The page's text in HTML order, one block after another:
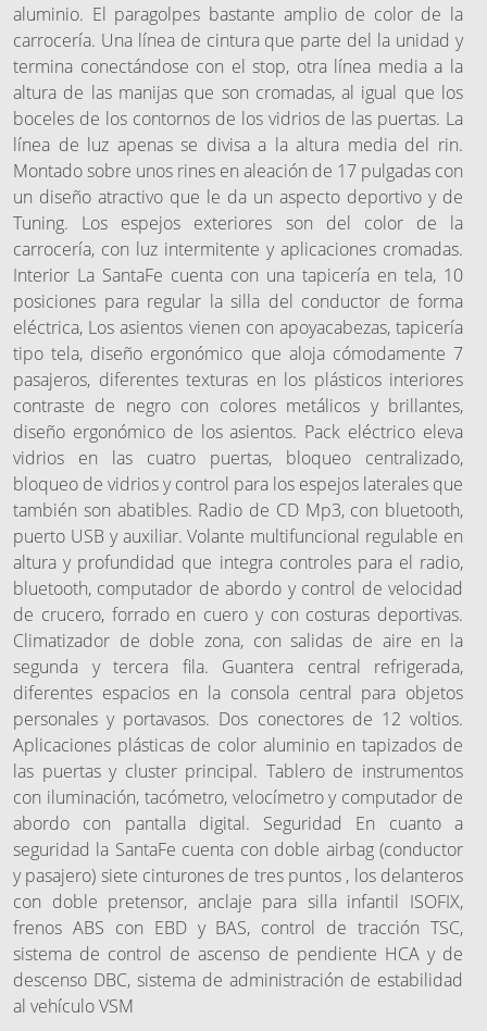
aluminio. El paragolpes bastante amplio de color de la
carrocería. Una línea de cintura que parte del la unidad y
termina conectándose con el stop, otra línea media a la
altura de las manijas que son cromadas, al igual que los
boceles de los contornos de los vidrios de las puertas. La
línea de luz apenas se divisa a la altura media del rin.
Montado sobre unos rines en aleación de 17 pulgadas con
un diseño atractivo que le da un aspecto deportivo y de
Tuning. Los espejos exteriores son del color de la
carrocería, con luz intermitente y aplicaciones cromadas.
Interior La SantaFe cuenta con una tapicería en tela, 10
posiciones para regular la silla del conductor de forma
eléctrica, Los asientos vienen con apoyacabezas, tapicería
tipo tela, diseño ergonómico que aloja cómodamente 7
pasajeros, diferentes texturas en los plásticos interiores
contraste de negro con colores metálicos y brillantes,
diseño ergonómico de los asientos. Pack eléctrico eleva
vidrios en las cuatro puertas, bloqueo centralizado,
bloqueo de vidrios y control para los espejos laterales que
también son abatibles. Radio de CD Mp3, con bluetooth,
puerto USB y auxiliar. Volante multifuncional regulable en
altura y profundidad que integra controles para el radio,
bluetooth, computador de abordo y control de velocidad
de crucero, forrado en cuero y con costuras deportivas.
Climatizador de doble zona, con salidas de aire en la
segunda y tercera fila. Guantera central refrigerada,
diferentes espacios en la consola central para objetos
personales y portavasos. Dos conectores de 12 voltios.
Aplicaciones plásticas de color aluminio en tapizados de
las puertas y cluster principal. Tablero de instrumentos
con iluminación, tacómetro, velocímetro y computador de
abordo con pantalla digital. Seguridad En cuanto a
seguridad la SantaFe cuenta con doble airbag (conductor
y pasajero) siete cinturones de tres puntos , los delanteros
con doble pretensor, anclaje para silla infantil ISOFIX,
frenos ABS con EBD y BAS, control de tracción TSC,
sistema de control de ascenso de pendiente HCA y de
descenso DBC, sistema de administración de estabilidad
al vehículo VSM